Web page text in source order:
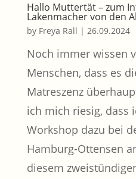
Hallo Muttertät – zum
Lakenmacher von den
by Freya Rall | 26.09.2024
Noch immer wissen
Menschen, dass es
Matreszenz
ich mich riesig, dass
Workshop dazu bei
Hamburg-Ottensen
diesem